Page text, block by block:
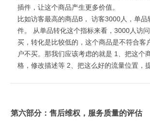
插件，让这个商品产生更多价值。
比如访客最高的商品B， 访客3000人，单
件。 从单品转化这个指标来看，3000人访
买，转化是比较低的，这个商品是不符合客
户不买。那我们应该考虑的就是 1、把这个
格，修改描述等 2、把这么好的流量位置，
第六部分：售后维权，服务质量的评估